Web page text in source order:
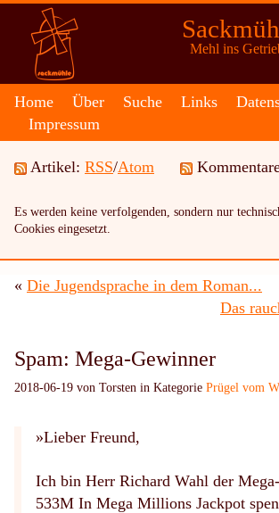
Mehl ins
Home Über Suche Links
Impressum
Artikel: RSS/Atom
Es werden keine verfolgenden, sondern nur
Cookies eingesetzt.
« Die Jugendsprache in dem Roman...
Das
Spam: Mega-Gewinner
2018-06-19 von Torsten in Kategorie Prügel vom
»Lieber Freund,
Ich bin Herr Richard Wahl der
533M In Mega Millions Jackpot